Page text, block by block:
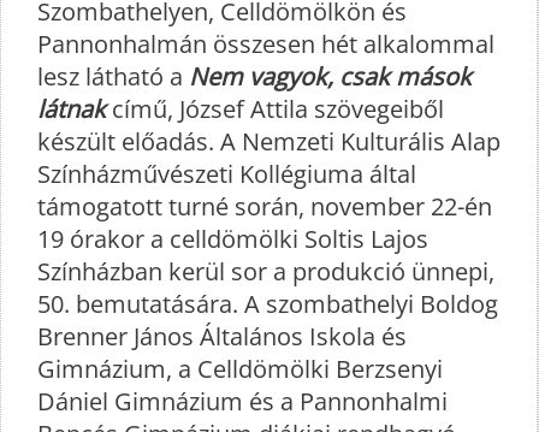
Szombathelyen, Celldömölkön és
Pannonhalmán összesen hét alkalommal
lesz látható a Nem vagyok, csak mások
látnakcímű, József Attila szövegeiből
készült előadás. A Nemzeti Kulturális Alap
Színházművészeti Kollégiuma által
támogatott turné során, november 22-én
19 órakor a celldömölki Soltis Lajos
Színházban kerül sor a produkció ünnepi,
50. bemutatására. A szombathelyi Boldog
Brenner János Általános Iskola és
Gimnázium, a Celldömölki Berzsenyi
Dániel Gimnázium és a Pannonhalmi